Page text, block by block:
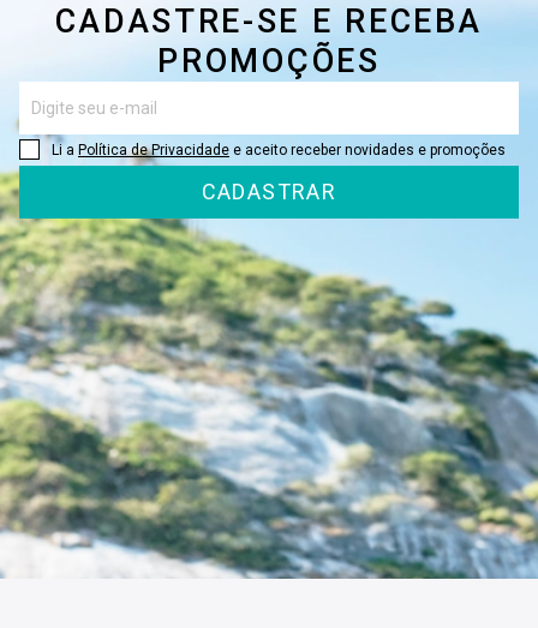
CADASTRE-SE E RECEBA
PROMOÇÕES
Li a Política de Privacidade e aceito receber novidades e promoções
CADASTRAR